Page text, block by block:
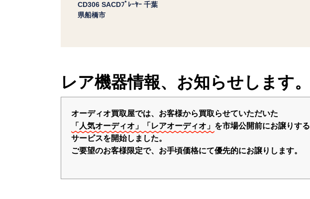
CD306 SACDﾌﾟﾚｰﾔｰ 千葉
県船橋市
レア機器情報、お知らせします。
オーディオ買取屋では、お客様から買取らせていただいた
「人気オーディオ」「レアオーディオ」 を市場公開前にお譲りする
サービスを開始しました。
ご要望のお客様限定で、お手頃価格にて優先的にお譲りします。